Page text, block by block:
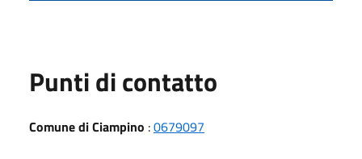
Punti di contatto
Comune di Ciampino :0679097